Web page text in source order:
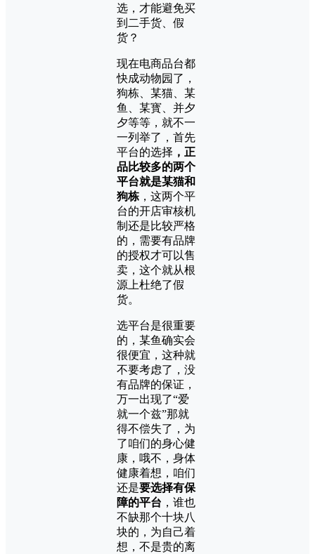
选，才能避免买
到二手货、假
货？
现在电商品台都
快成动物园了，
狗栋、某猫、某
鱼、某寳、并夕
夕等等，就不一
一列举了，首先
平台的选择 ，正
品比较多的两个
平台就是某猫和
狗栋 ，这两个平
台的开店审核机
制还是比较严格
的，需要有品牌
的授权才可以售
卖，这个就从根
源上杜绝了假
货。
选平台是很重要
的，某鱼确实会
很便宜，这种就
不要考虑了，没
有品牌的保证，
万一出现了“爱
就一个兹”那就
得不偿失了，为
了咱们的身心健
康，哦不，身体
健康着想，咱们
还是要选择有保
障的平台 ，谁也
不缺那个十块八
块的，为自己着
想，不是贵的离